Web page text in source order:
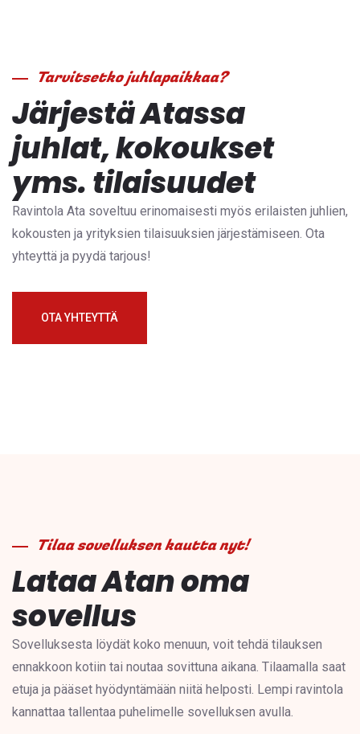
Tarvitsetko juhlapaikkaa?
Järjestä Atassa
juhlat, kokoukset
yms. tilaisuudet
Ravintola Ata soveltuu erinomaisesti myös erilaisten juhlien,
kokousten ja yrityksien tilaisuuksien järjestämiseen. Ota
yhteyttä ja pyydä tarjous!
OTA YHTEYTTÄ
Tilaa sovelluksen kautta nyt!
Lataa Atan oma
sovellus
Sovelluksesta löydät koko menuun, voit tehdä tilauksen
ennakkoon kotiin tai noutaa sovittuna aikana. Tilaamalla saat
etuja ja pääset hyödyntämään niitä helposti. Lempi ravintola
kannattaa tallentaa puhelimelle sovelluksen avulla.